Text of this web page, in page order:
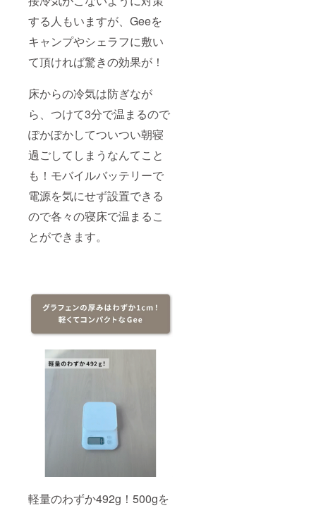
する人もいますが、Geeを
キャンプやシェラフに敷い
て頂ければ驚きの効果が！
床からの冷気は防ぎなが
ら、つけて3分で温まるので
ぽかぽかしてついつい朝寝
過ごしてしまうなんてこと
も！モバイルバッテリーで
電源を気にせず設置できる
ので各々の寝床で温まるこ
とができます。
軽量のわずか492g！500gを